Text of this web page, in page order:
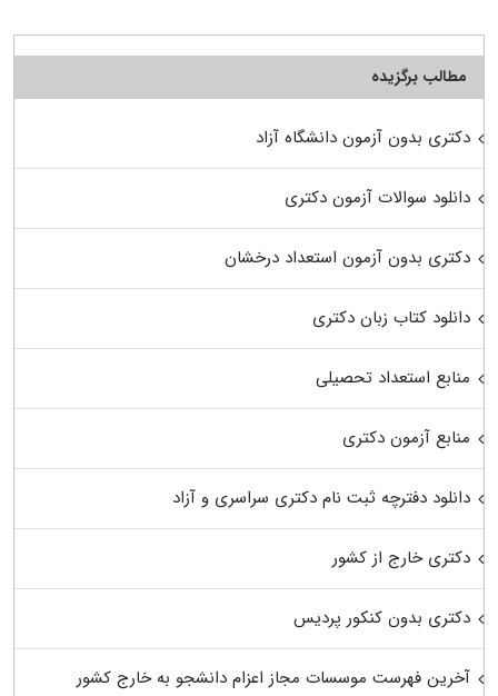
مطالب برگزیده
دکتری بدون آزمون دانشگاه آزاد
دانلود سوالات آزمون دکتری
دکتری بدون آزمون استعداد درخشان
دانلود کتاب زبان دکتری
منابع استعداد تحصیلی
منابع آزمون دکتری
دانلود دفترچه ثبت نام دکتری سراسری و آزاد
دکتری خارج از کشور
دکتری بدون کنکور پردیس
آخرین فهرست موسسات مجاز اعزام دانشجو به خارج کشور